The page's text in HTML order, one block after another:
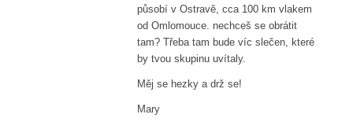
působí v Ostravě, cca 100 km vlakem
od Omlomouce. nechceš se obrátit
tam? Třeba tam bude víc slečen, které
by tvou skupinu uvítaly.
Měj se hezky a drž se!
Mary